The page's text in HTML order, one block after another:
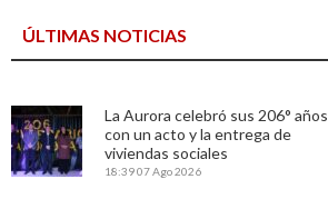
ÚLTIMAS NOTICIAS
La Aurora celebró sus 206° años
con un acto y la entrega de
viviendas sociales
18:3907 Ago 2026